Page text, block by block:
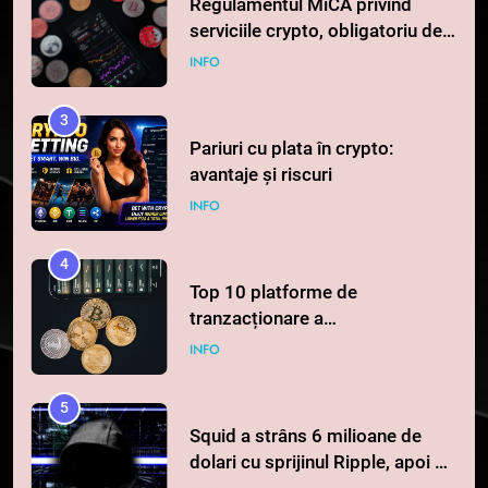
Regulamentul MiCA privind
serviciile crypto, obligatoriu de
la 1 iulie în România
INFO
3
Pariuri cu plata în crypto:
avantaje și riscuri
INFO
4
Top 10 platforme de
tranzacționare a
criptomonedelor în 2026
INFO
5
Squid a strâns 6 milioane de
dolari cu sprijinul Ripple, apoi a